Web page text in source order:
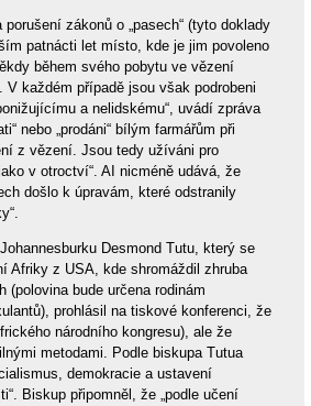
zákonů o „pasech“ (tyto doklady
patnácti let místo, kde je jim povoleno
během svého pobytu ve vězení
každém případě jsou však podrobeni
a nelidskému“, uvádí zpráva
nebo „prodáni“ bílým farmářům při
z vězení. Jsou tedy užíváni pro
v otroctví“. AI nicméně udává, že
došlo k úpravám, které odstranily
Desmond Tutu, který se
Afriky z USA, kde shromáždil zhruba
(polovina bude určena rodinám
prohlásil na tiskové konferenci, že
národního kongresu), ale že
metodami. Podle biskupa Tutua
demokracie a ustavení
Biskup připomněl, že „podle učení